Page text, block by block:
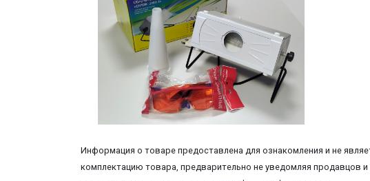
Информация о товаре предоставлена для ознакомления и не
комплектацию товара, предварительно не уведомляя продавцов